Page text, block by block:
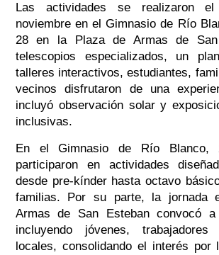
Las actividades se realizaron
noviembre en el Gimnasio de Río
28 en la Plaza de Armas de San
telescopios especializados, un
talleres interactivos, estudiantes,
vecinos disfrutaron de una
incluyó observación solar y
inclusivas.
En el Gimnasio de Río Blanco,
participaron en actividades
desde pre-kínder hasta octavo
familias. Por su parte, la jornada
Armas de San Esteban convocó a
incluyendo jóvenes,
locales, consolidando el interés